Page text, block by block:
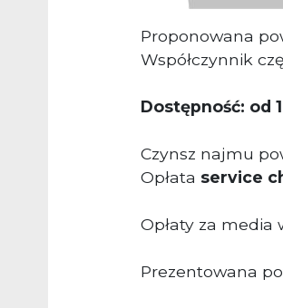
Proponowana
Współczynnik
Dostępność: od
Czynsz najmu
Opłata service
Opłaty za media
Prezentowana